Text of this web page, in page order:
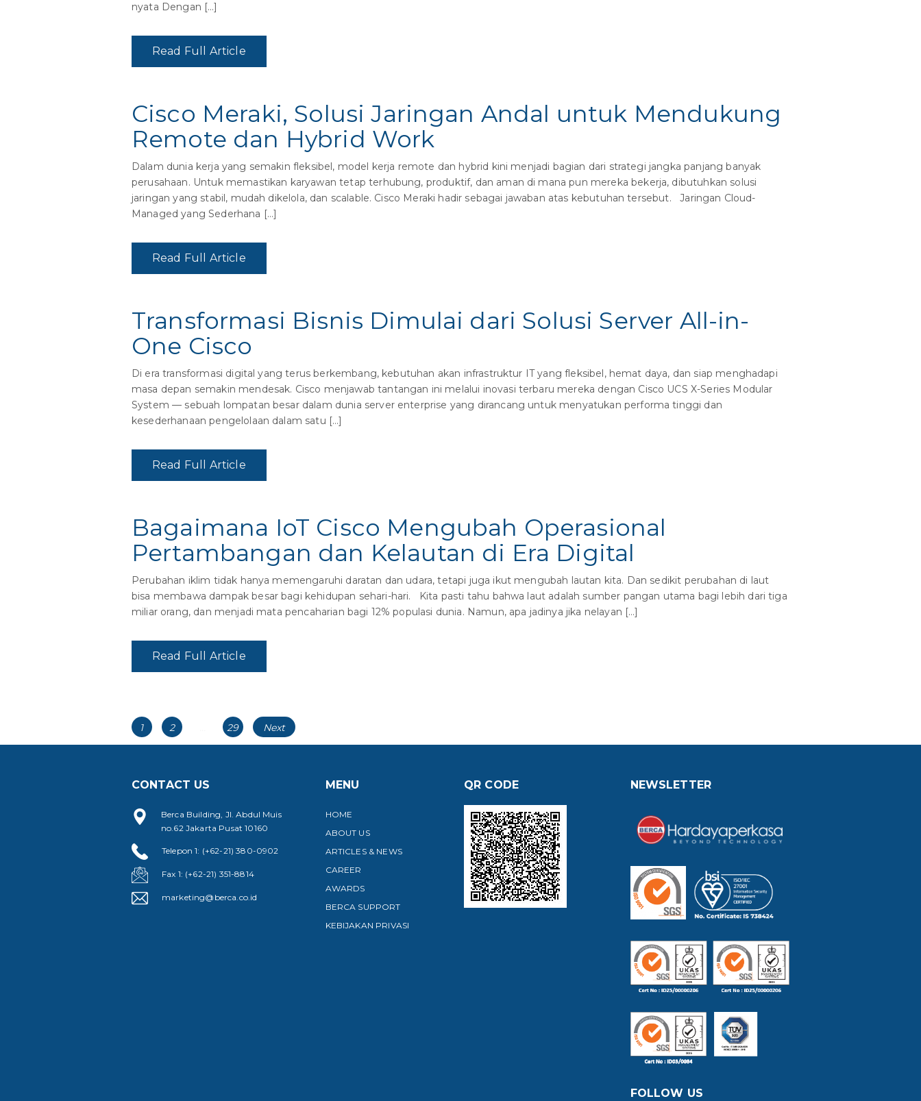
nyata Dengan […]
Read Full Article
Cisco Meraki, Solusi Jaringan Andal untuk Mendukung
Remote dan Hybrid Work
Dalam dunia kerja yang semakin fleksibel, model kerja remote dan hybrid kini menjadi bagian dari strategi jangka panjang banyak
perusahaan. Untuk memastikan karyawan tetap terhubung, produktif, dan aman di mana pun mereka bekerja, dibutuhkan solusi
jaringan yang stabil, mudah dikelola, dan scalable. Cisco Meraki hadir sebagai jawaban atas kebutuhan tersebut. Jaringan Cloud-
Managed yang Sederhana […]
Read Full Article
Transformasi Bisnis Dimulai dari Solusi Server All-in-
One Cisco
Di era transformasi digital yang terus berkembang, kebutuhan akan infrastruktur IT yang fleksibel, hemat daya, dan siap menghadapi
masa depan semakin mendesak. Cisco menjawab tantangan ini melalui inovasi terbaru mereka dengan Cisco UCS X-Series Modular
System — sebuah lompatan besar dalam dunia server enterprise yang dirancang untuk menyatukan performa tinggi dan
kesederhanaan pengelolaan dalam satu […]
Read Full Article
Bagaimana IoT Cisco Mengubah Operasional
Pertambangan dan Kelautan di Era Digital
Perubahan iklim tidak hanya memengaruhi daratan dan udara, tetapi juga ikut mengubah lautan kita. Dan sedikit perubahan di laut
bisa membawa dampak besar bagi kehidupan sehari-hari. Kita pasti tahu bahwa laut adalah sumber pangan utama bagi lebih dari tiga
miliar orang, dan menjadi mata pencaharian bagi 12% populasi dunia. Namun, apa jadinya jika nelayan […]
Read Full Article
Post
navigation
Posts
navigation
Page
1 Page
2 Page
29 Next
CONTACT US
Berca Building, Jl. Abdul Muis
no.62 Jakarta Pusat 10160
Telepon 1: (+62-21) 380-0902
Fax 1: (+62-21) 351-8814
marketing@berca.co.id
MENU
HOME
ABOUT US
ARTICLES & NEWS
CAREER
AWARDS
BERCA SUPPORT
KEBIJAKAN PRIVASI
QR CODE NEWSLETTER
FOLLOW US